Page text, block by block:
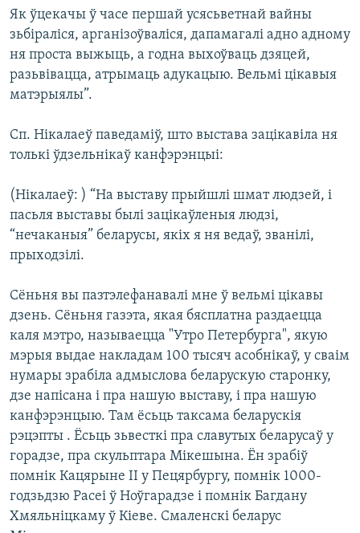
Як ўцекачы ў часе першай усясьветнай вайны
зьбіраліся, арганізоўваліся, дапамагалі адно адному
ня проста выжыць, а годна выхоўваць дзяцей,
разьвівацца, атрымаць адукацыю. Вельмі цікавыя
матэрыялы”.
Сп. Нікалаеў паведаміў, што выстава зацікавіла ня
толькі ўдзельнікаў канфэрэнцыі:
(Нікалаеў: ) “На выставу прыйшлі шмат людзей, і
пасьля выставы былі зацікаўленыя людзі,
“нечаканыя” беларусы, якіх я ня ведаў, званілі,
прыходзілі.
Сёньня вы пазтэлефанавалі мне ў вельмі цікавы
дзень. Сёньня газэта, якая бясплатна раздаецца
каля мэтро, называецца "Утро Петербурга", якую
мэрыя выдае накладам 100 тысяч асобнікаў, у сваім
нумары зрабіла адмыслова беларускую старонку,
дзе напісана і пра нашую выставу, і пра нашую
канфэрэнцыю. Там ёсьць таксама беларускія
рэцэпты . Ёсьць зьвесткі пра славутых беларусаў у
горадзе, пра скульптара Мікешына. Ён зрабіў
помнік Кацярыне ІІ у Пецярбургу, помнік 1000-
годзьдзю Расеі ў Ноўгарадзе і помнік Багдану
Хмяльніцкаму ў Кіеве. Смаленскі беларус